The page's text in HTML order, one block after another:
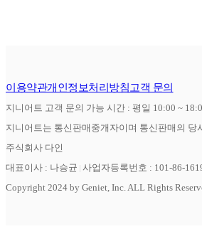
이용약관개인정보처리방침고객 문의
지니어트 고객 문의 가능 시간 : 평일 10:00 ~
지니어트는 통신판매중개자이며 통신판매의
주식회사 다인
대표이사 : 나승균 사업자등록번호 : 101-86-
Copyright 2024 by Geniet, Inc. ALL Rights